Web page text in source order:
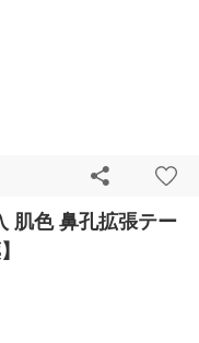
肌色 鼻孔拡張テー